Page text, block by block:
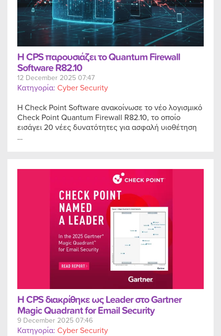
Η CPS παρουσιάζει το Quantum Firewall
Software R82.10
12 December 2025 07:47
Κατηγορία: Cyber Security
Η Check Point Software ανακοίνωσε το νέο λογισμικό
Check Point Quantum Firewall R82.10, το οποίο
εισάγει 20 νέες δυνατότητες για ασφαλή υιοθέτηση
…
Η CPS διακρίθηκε ως Leader στο Gartner
Magic Quadrant for Email Security
9 December 2025 07:46
Κατηγορία: Cyber Security